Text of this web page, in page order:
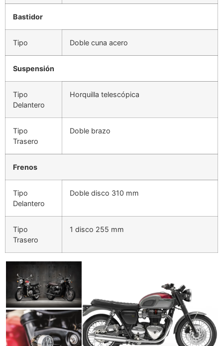
Bastidor
Tipo Doble cuna acero
Suspensión
Tipo
Delantero
Horquilla telescópica
Tipo
Trasero
Doble brazo
Frenos
Tipo
Delantero
Doble disco 310 mm
Tipo
Trasero
1 disco 255 mm